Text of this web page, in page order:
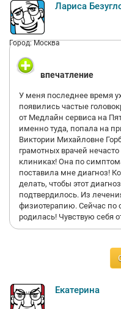
Лариса
Город: Москва
впечатление
У меня последнее время
появились частые
от Медлайн сервиса на
именно туда, попала на
Виктории Михайловне
грамотных врачей
клиниках! Она по
поставила мне диагноз!
делать, чтобы этот
подтвердилось. Из
физиотерапию. Сейчас по
родилась! Чувствую себя
Екатерина